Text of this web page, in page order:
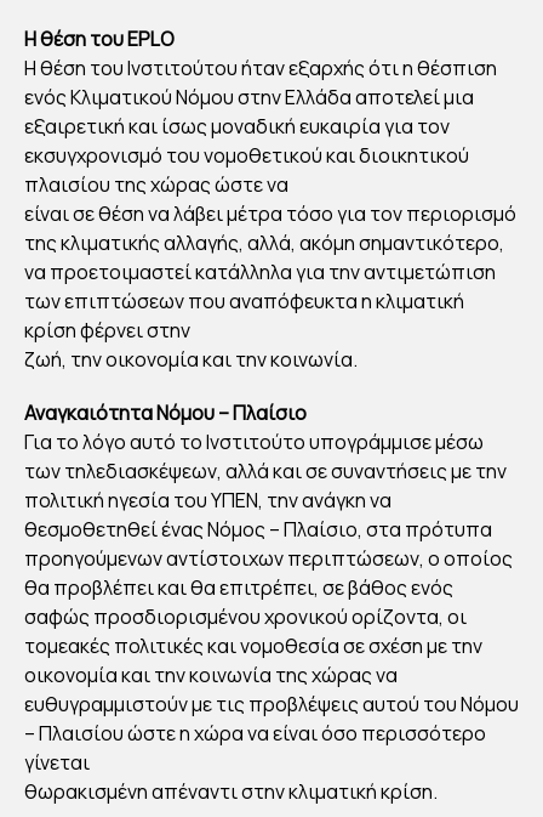
Η θέση του EPLO
Η θέση του Ινστιτούτου ήταν εξαρχής ότι η θέσπιση
ενός Κλιματικού Νόμου στην Ελλάδα αποτελεί μια
εξαιρετική και ίσως μοναδική ευκαιρία για τον
εκσυγχρονισμό του νομοθετικού και διοικητικού
πλαισίου της χώρας ώστε να
είναι σε θέση να λάβει μέτρα τόσο για τον περιορισμό
της κλιματικής αλλαγής, αλλά, ακόμη σημαντικότερο,
να προετοιμαστεί κατάλληλα για την αντιμετώπιση
των επιπτώσεων που αναπόφευκτα η κλιματική
κρίση φέρνει στην
ζωή, την οικονομία και την κοινωνία.
Αναγκαιότητα Νόμου – Πλαίσιο
Για το λόγο αυτό το Ινστιτούτο υπογράμμισε μέσω
των τηλεδιασκέψεων, αλλά και σε συναντήσεις με την
πολιτική ηγεσία του ΥΠΕΝ, την ανάγκη να
θεσμοθετηθεί ένας Νόμος – Πλαίσιο, στα πρότυπα
προηγούμενων αντίστοιχων περιπτώσεων, ο οποίος
θα προβλέπει και θα επιτρέπει, σε βάθος ενός
σαφώς προσδιορισμένου χρονικού ορίζοντα, οι
τομεακές πολιτικές και νομοθεσία σε σχέση με την
οικονομία και την κοινωνία της χώρας να
ευθυγραμμιστούν με τις προβλέψεις αυτού του Νόμου
– Πλαισίου ώστε η χώρα να είναι όσο περισσότερο
γίνεται
θωρακισμένη απέναντι στην κλιματική κρίση.